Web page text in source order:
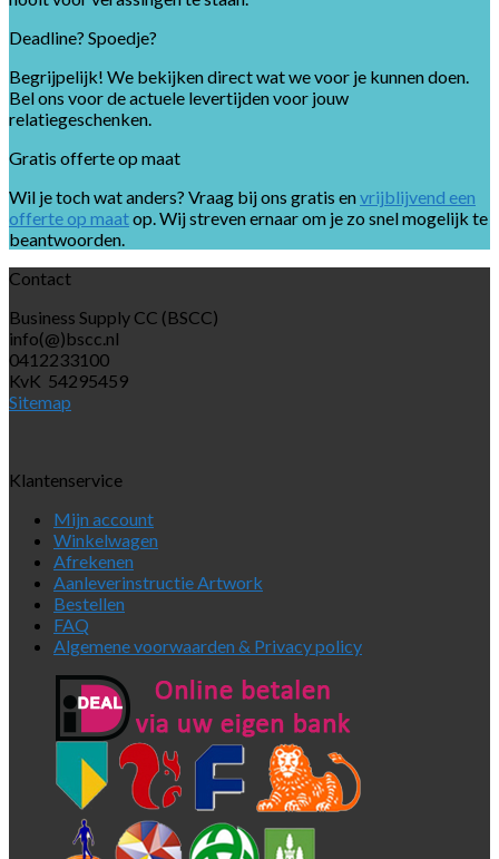
Deadline? Spoedje?
Begrijpelijk! We bekijken direct wat we voor je kunnen doen.
Bel ons voor de actuele levertijden voor jouw
relatiegeschenken.
Gratis offerte op maat
Wil je toch wat anders? Vraag bij ons gratis envrijblijvend een
offerte op maatop. Wij streven ernaar om je zo snel mogelijk te
beantwoorden.
Contact
Business Supply CC (BSCC)
info(@)bscc.nl
0412233100
KvK 54295459
Sitemap
Klantenservice
Mijn account
Winkelwagen
Afrekenen
Aanleverinstructie Artwork
Bestellen
FAQ
Algemene voorwaarden & Privacy policy